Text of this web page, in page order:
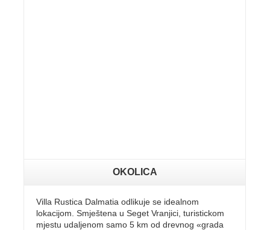
OKOLICA
Villa Rustica Dalmatia odlikuje se idealnom
lokacijom. Smještena u Seget Vranjici, turistickom
mjestu udaljenom samo 5 km od drevnog «grada